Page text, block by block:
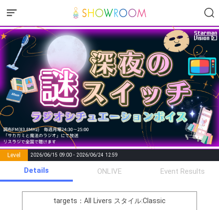
Level 2026/06/15 09:00 - 2026/06/24 12:59
Points List of Goal
number of
positions
Rema
0 Event Begins!
Details ONLIVE Event Results
targets：All Livers スタイル:Classic